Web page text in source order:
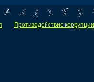
Противодействие коррупции